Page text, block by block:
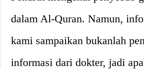
dalam Al-Quran. Namun,
kami sampaikan bukanlah
informasi dari dokter, jadi